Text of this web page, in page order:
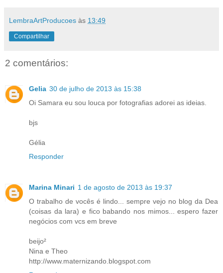
LembraArtProducoes às 13:49
Compartilhar
2 comentários:
Gelia 30 de julho de 2013 às 15:38
Oi Samara eu sou louca por fotografias adorei as ideias.
bjs
Gélia
Responder
Marina Minari 1 de agosto de 2013 às 19:37
O trabalho de vocês é lindo... sempre vejo no blog da Dea
(coisas da lara) e fico babando nos mimos... espero fazer
negócios com vcs em breve
beijo²
Nina e Theo
http://www.maternizando.blogspot.com